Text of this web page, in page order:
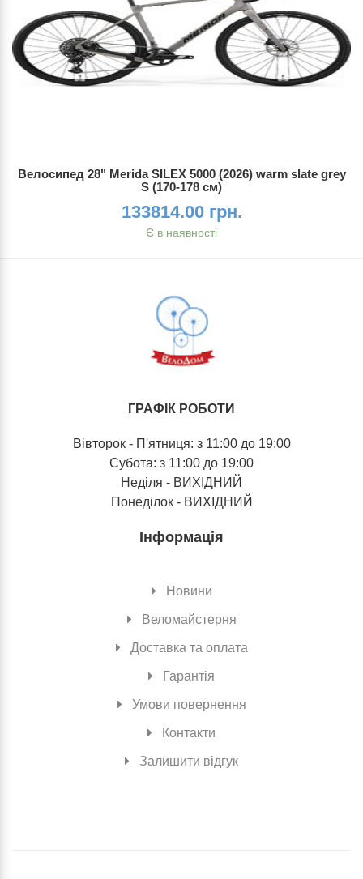
Велосипед 28" Merida SILEX 5000 (2026) warm slate grey
S (170-178 см)
133814.00 грн.
Є в наявності
ГРАФІК РОБОТИ
Вівторок - П'ятниця: з 11:00 до 19:00
Субота: з 11:00 до 19:00
Неділя - ВИХІДНИЙ
Понеділок - ВИХІДНИЙ
Інформація
Новини
Веломайстерня
Доставка та оплата
Гарантія
Умови повернення
Контакти
Залишити відгук